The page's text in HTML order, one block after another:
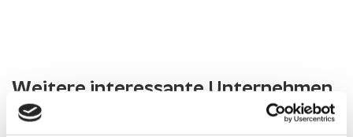
Weitere interessante Unternehmen